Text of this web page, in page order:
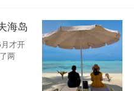
海岛
才开
两